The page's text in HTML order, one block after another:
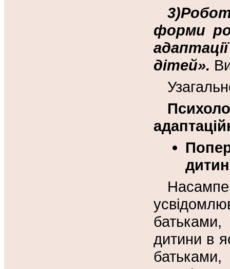
форми
дітей».
дитини в